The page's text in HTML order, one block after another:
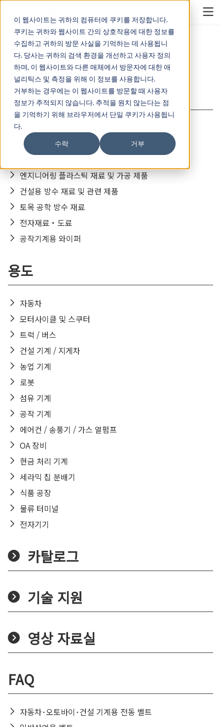
이 웹사이트는 귀하의 컴퓨터에 쿠키를 저장합니다.
쿠키는 귀하와 웹사이트 간의 상호작용에 대한 정보를
수집하고 귀하의 방문 사실을 기억하는 데 사용됩니
다. 당사는 귀하의 검색 환경을 개선하고 사용자 정의
하며, 이 웹사이트와 다른 매체에서 방문자에 대한 애
널리틱스 및 측정을 위해 이 정보를 사용합니다.
거부하는 경우에는 이 웹사이트를 방문할 때 사용자
정보가 추적되지 않습니다. 추적을 원치 않는다는 점
을 기억하기 위해 브라우저에서 단일 쿠키가 사용됩니
다.
수락 거부
Sitemap
제품
자동차･오토바이･건설 기계용 전동 벨트
일반산업용 벨트
엔지니어링 플라스틱 재료 및 가공 제품
건설용 방수 재료 및 관련 제품
토목 공학 방수 재료
전자재료・도료
공작기계용 와이퍼
용도
자동차
모터사이클 및 스쿠터
트럭 / 버스
건설 기계 / 지게차
농업 기계
로봇
섬유 기계
공작 기계
에어컨 / 송풍기 / 가스 열펌프
OA 장비
현금 처리 기계
세라믹 칩 분배기
식품 공장
물류 터미널
전자기기
카탈로그
기술 지원
영상 자료실
FAQ
자동차･오토바이･건설 기계용 전동 벨트